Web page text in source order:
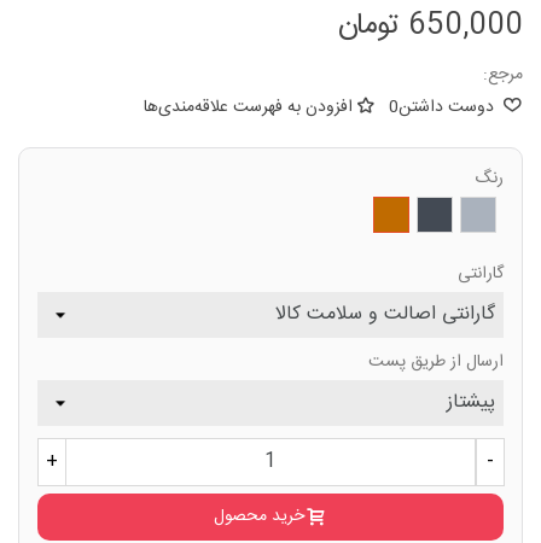
650,000 تومان
مرجع:
دوست داشتن0 افزودن به فهرست علاقه‌مندی‌ها
رنگ
ای
گارانتی
ارسال از طریق پست
-
+
خرید محصول